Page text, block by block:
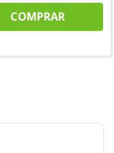
COMPRAR